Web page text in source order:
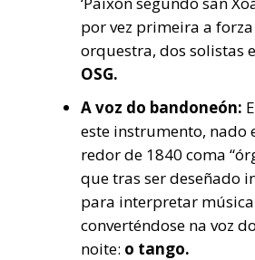
por vez primeira a
orquestra, dos solistas
OSG.
A voz do bandoneón:
este instrumento, nado
redor de 1840 coma
que tras ser deseñado
para interpretar
converténdose na voz
noite: o tango.